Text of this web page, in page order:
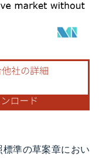
の表示が必要です。
標準の草案章におい